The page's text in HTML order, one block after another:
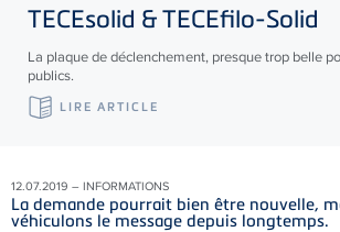
TECEsolid &TECEfilo-Solid
La plaque de déclenchement, presque trop belle
publics.
LIRE ARTICLE
12.07.2019 – INFORMATIONS
La demande pourrait bien être nouvelle,
véhiculons le message depuis longtemps.